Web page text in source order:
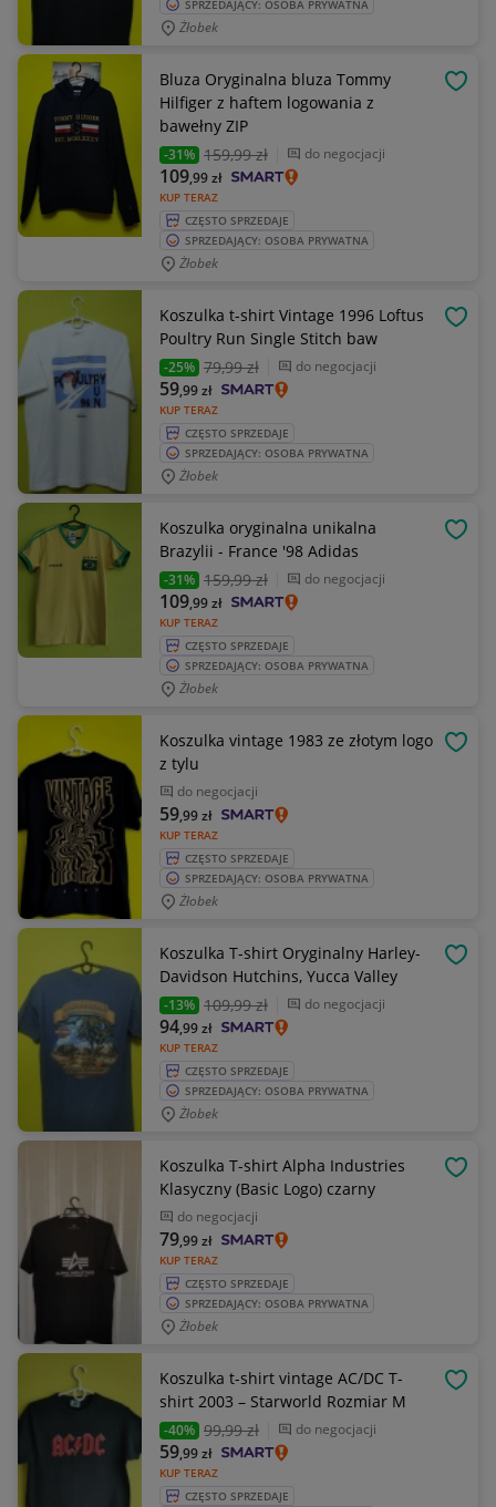
SPRZEDAJĄCY: OSOBA PRYWATNA
Żłobek
Bluza Oryginalna bluza Tommy
Hilfiger z haftem logowania z
bawełny ZIP
-31% 159,99 zł do negocjacji
KUP TERAZ
109,99zł
CZĘSTO SPRZEDAJE
SPRZEDAJĄCY: OSOBA PRYWATNA
Żłobek
Koszulka t-shirt Vintage 1996 Loftus
Poultry Run Single Stitch baw
-25% 79,99 zł do negocjacji
KUP TERAZ
59,99zł
CZĘSTO SPRZEDAJE
SPRZEDAJĄCY: OSOBA PRYWATNA
Żłobek
Koszulka oryginalna unikalna
Brazylii - France '98 Adidas
-31% 159,99 zł do negocjacji
KUP TERAZ
109,99zł
CZĘSTO SPRZEDAJE
SPRZEDAJĄCY: OSOBA PRYWATNA
Żłobek
Koszulka vintage 1983 ze złotym logo
z tylu
do negocjacji
KUP TERAZ
59,99zł
CZĘSTO SPRZEDAJE
SPRZEDAJĄCY: OSOBA PRYWATNA
Żłobek
Koszulka T-shirt Oryginalny Harley-
Davidson Hutchins, Yucca Valley
-13% 109,99 zł do negocjacji
KUP TERAZ
94,99zł
CZĘSTO SPRZEDAJE
SPRZEDAJĄCY: OSOBA PRYWATNA
Żłobek
Koszulka T-shirt Alpha Industries
Klasyczny (Basic Logo) czarny
do negocjacji
KUP TERAZ
79,99zł
CZĘSTO SPRZEDAJE
SPRZEDAJĄCY: OSOBA PRYWATNA
Żłobek
Koszulka t-shirt vintage AC/DC T-
shirt 2003 – Starworld Rozmiar M
-40% 99,99 zł do negocjacji
KUP TERAZ
59,99zł
CZĘSTO SPRZEDAJE